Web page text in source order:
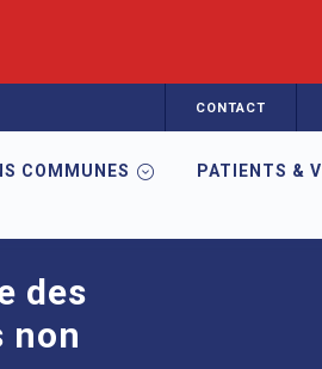
CONTACT
COMMUNES PATIENTS &
Syndromes d'Ehlers-Danlos non
des
non